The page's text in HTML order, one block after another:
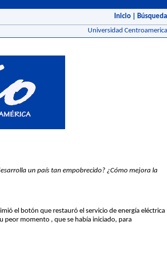
Inicio Búsqueda
Universidad
un país tan empobrecido? ¿Cómo mejora la
el botón que restauró el servicio de energía eléctrica
peor momento , que se había iniciado, para